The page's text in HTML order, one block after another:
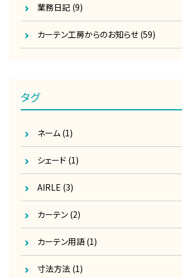
業務日記 (9)
カーテン工房からのお知らせ (59)
タグ
寸法方法 (1)
カーテン用語(1)
カーテン (2)
AIRLE (3)
シェード (1)
ネーム (1)